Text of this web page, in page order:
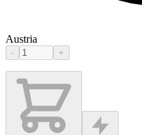
Austria
- +